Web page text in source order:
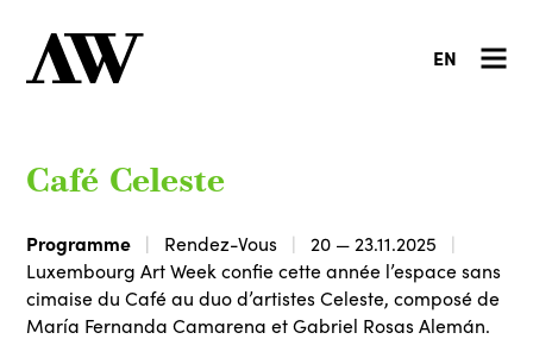
EN
Café Celeste
Programme Rendez-Vous
20 — 23.11.2025
Luxembourg Art Week confie cette année l’espace sans
cimaise du Café au duo d’artistes Celeste, composé de
María Fernanda Camarena et Gabriel Rosas Alemán.